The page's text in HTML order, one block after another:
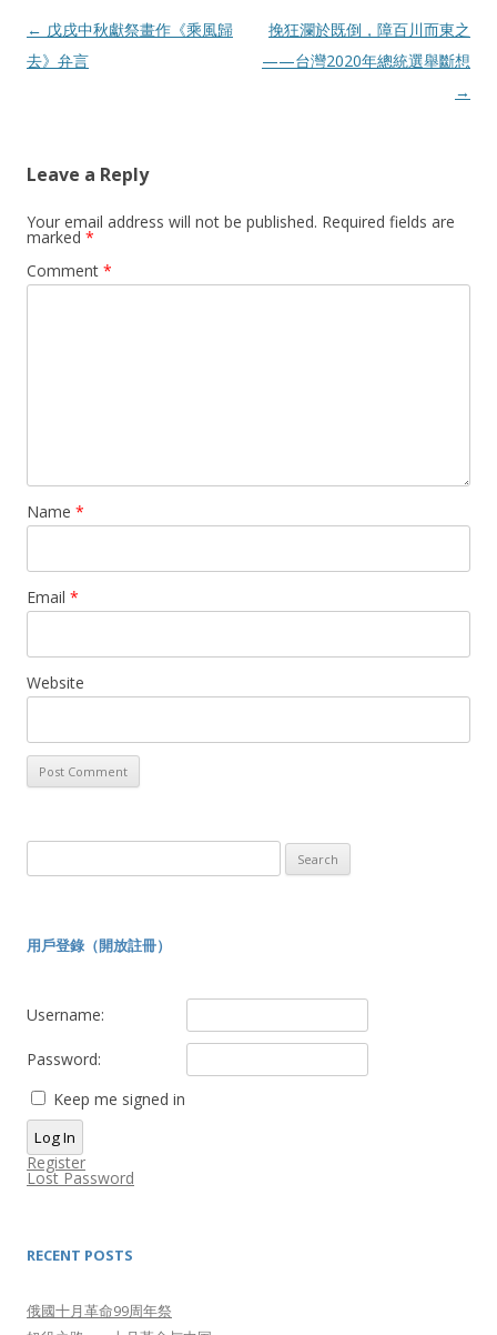
Post
navigation
← 戊戌中秋獻祭畫作《乘風歸
去》弁言
挽狂瀾於既倒，障百川而東之
——台灣2020年總統選舉斷想
→
Leave a Reply
Your email address will not be published. Required fields are
marked *
Comment *
Name *
Email *
Website
for:
用戶登錄（開放註冊）
Username:
Password:
Keep me signed in
Log In
Register
Lost Password
RECENT POSTS
俄國十月革命99周年祭